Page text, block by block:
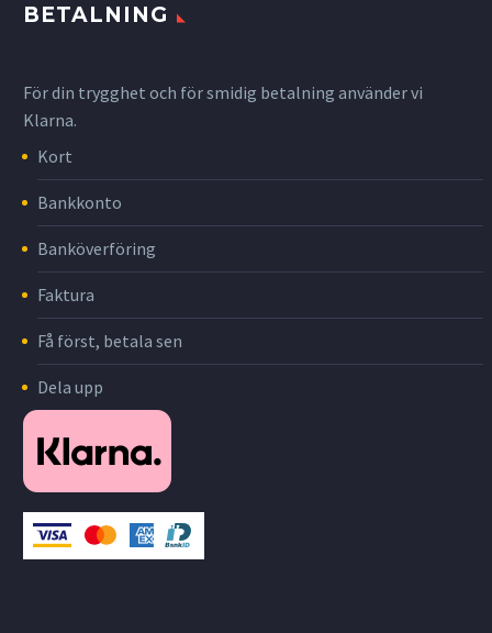
BETALNING
För din trygghet och för smidig betalning använder vi
Klarna.
Kort
Bankkonto
Banköverföring
Faktura
Få först, betala sen
Dela upp